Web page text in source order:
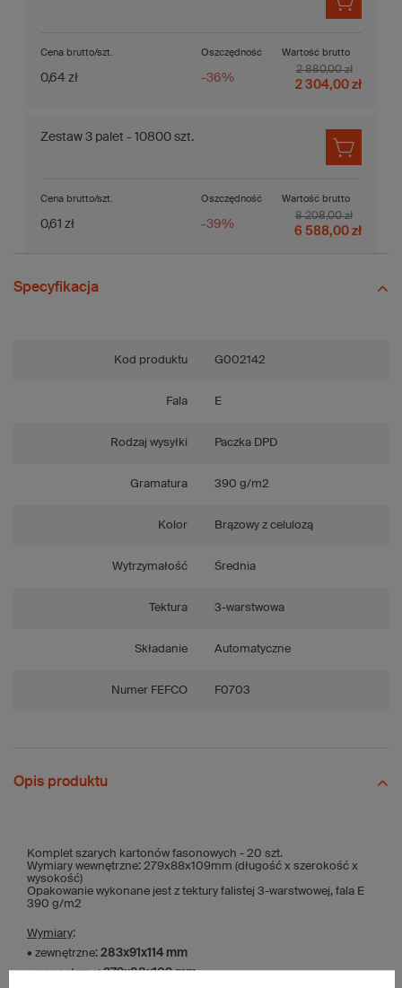
Oszczędność
-36%
Cena brutto/szt.
0,64 zł
Wartość brutto
2 304,00 zł
2 880,00 zł
Zestaw 3 palet - 10800 szt.
Oszczędność
-39%
Cena brutto/szt.
0,61 zł
Wartość brutto
6 588,00 zł
8 208,00 zł
Specyfikacja
Kod produktu G002142
Fala E
Rodzaj wysyłki Paczka DPD
Gramatura 390 g/m2
Kolor Brązowy z celulozą
Wytrzymałość Średnia
Tektura 3-warstwowa
Składanie Automatyczne
Numer FEFCO F0703
Opis produktu
Komplet szarych kartonów fasonowych - 20 szt.
Wymiary wewnętrzne: 279x88x109mm (długość x szerokość x
wysokość)
Opakowanie wykonane jest z tektury falistej 3-warstwowej, fala E
390 g/m2
Wymiary:
• zewnętrzne: 283x91x114 mm
• wewnętrzne:279x88x109 mm